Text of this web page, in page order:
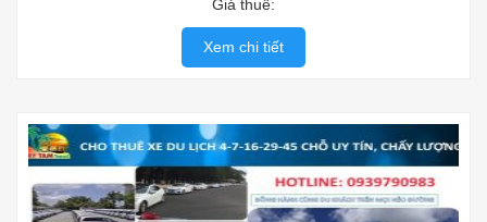
Giá thuê:
Xem chi tiết